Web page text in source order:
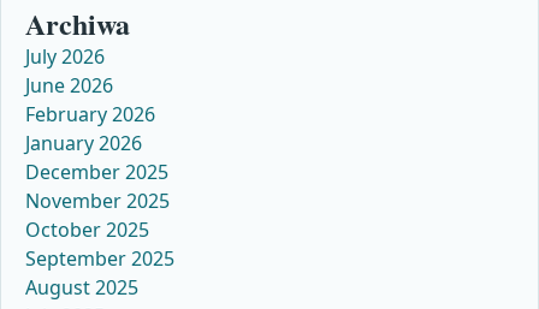
Archiwa
July 2026
June 2026
February 2026
January 2026
December 2025
November 2025
October 2025
September 2025
August 2025